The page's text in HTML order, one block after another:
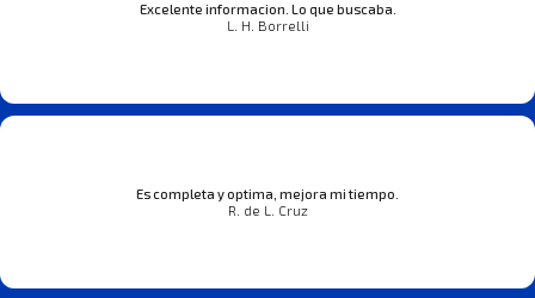
Excelente informacion. Lo que buscaba.
L. H. Borrelli
Es completa y optima, mejora mi tiempo.
R. de L. Cruz